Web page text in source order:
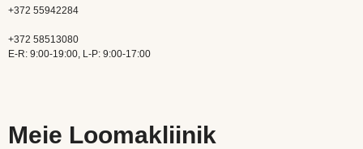
+372 55942284
+372 58513080
E-R: 9:00-19:00, L-P: 9:00-17:00
Meie Loomakliinik